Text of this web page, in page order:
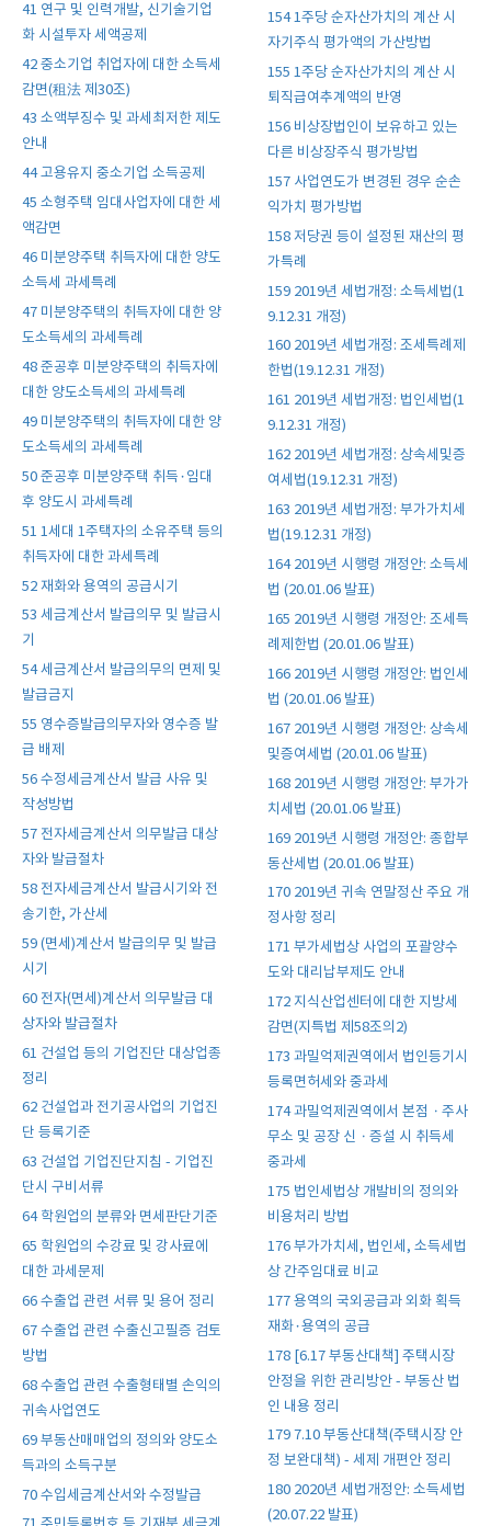
41 연구 및 인력개발, 신기술기업
화 시설투자 세액공제
42 중소기업 취업자에 대한 소득세
감면(租法 제30조)
43 소액부징수 및 과세최저한 제도
안내
44 고용유지 중소기업 소득공제
45 소형주택 임대사업자에 대한 세
액감면
46 미분양주택 취득자에 대한 양도
소득세 과세특례
47 미분양주택의 취득자에 대한 양
도소득세의 과세특례
48 준공후 미분양주택의 취득자에
대한 양도소득세의 과세특례
49 미분양주택의 취득자에 대한 양
도소득세의 과세특례
50 준공후 미분양주택 취득·임대
후 양도시 과세특례
51 1세대 1주택자의 소유주택 등의
취득자에 대한 과세특례
52 재화와 용역의 공급시기
53 세금계산서 발급의무 및 발급시
기
54 세금계산서 발급의무의 면제 및
발급금지
55 영수증발급의무자와 영수증 발
급 배제
56 수정세금계산서 발급 사유 및
작성방법
57 전자세금계산서 의무발급 대상
자와 발급절차
58 전자세금계산서 발급시기와 전
송기한, 가산세
59 (면세)계산서 발급의무 및 발급
시기
60 전자(면세)계산서 의무발급 대
상자와 발급절차
61 건설업 등의 기업진단 대상업종
정리
62 건설업과 전기공사업의 기업진
단 등록기준
63 건설업 기업진단지침 - 기업진
단시 구비서류
64 학원업의 분류와 면세판단기준
65 학원업의 수강료 및 강사료에
대한 과세문제
66 수출업 관련 서류 및 용어 정리
67 수출업 관련 수출신고필증 검토
방법
68 수출업 관련 수출형태별 손익의
귀속사업연도
69 부동산매매업의 정의와 양도소
득과의 소득구분
70 수입세금계산서와 수정발급
154 1주당 순자산가치의 계산 시
자기주식 평가액의 가산방법
155 1주당 순자산가치의 계산 시
퇴직급여추계액의 반영
156 비상장법인이 보유하고 있는
다른 비상장주식 평가방법
157 사업연도가 변경된 경우 순손
익가치 평가방법
158 저당권 등이 설정된 재산의 평
가특례
159 2019년 세법개정: 소득세법(1
9.12.31 개정)
160 2019년 세법개정: 조세특례제
한법(19.12.31 개정)
161 2019년 세법개정: 법인세법(1
9.12.31 개정)
162 2019년 세법개정: 상속세및증
여세법(19.12.31 개정)
163 2019년 세법개정: 부가가치세
법(19.12.31 개정)
164 2019년 시행령 개정안: 소득세
법 (20.01.06 발표)
165 2019년 시행령 개정안: 조세특
례제한법 (20.01.06 발표)
166 2019년 시행령 개정안: 법인세
법 (20.01.06 발표)
167 2019년 시행령 개정안: 상속세
및증여세법 (20.01.06 발표)
168 2019년 시행령 개정안: 부가가
치세법 (20.01.06 발표)
169 2019년 시행령 개정안: 종합부
동산세법 (20.01.06 발표)
170 2019년 귀속 연말정산 주요 개
정사항 정리
171 부가세법상 사업의 포괄양수
도와 대리납부제도 안내
172 지식산업센터에 대한 지방세
감면(지특법 제58조의2)
173 과밀억제권역에서 법인등기시
등록면허세와 중과세
174 과밀억제권역에서 본점ㆍ주사
무소 및 공장 신ㆍ증설 시 취득세
중과세
175 법인세법상 개발비의 정의와
비용처리 방법
176 부가가치세, 법인세, 소득세법
상 간주임대료 비교
177 용역의 국외공급과 외화 획득
재화·용역의 공급
178 [6.17 부동산대책] 주택시장
안정을 위한 관리방안 - 부동산 법
인 내용 정리
179 7.10 부동산대책(주택시장 안
정 보완대책) - 세제 개편안 정리
180 2020년 세법개정안: 소득세법
(20.07.22 발표)